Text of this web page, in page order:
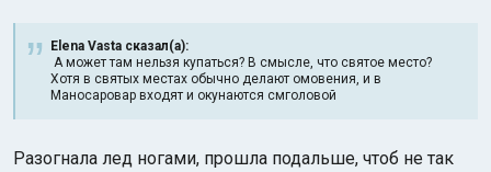
Elena Vasta сказал(а):
А может там нельзя купаться? В смысле, что святое место?
Хотя в святых местах обычно делают омовения, и в
Маносаровар входят и окунаются смголовой
Разогнала лед ногами, прошла подальше, чтоб не так